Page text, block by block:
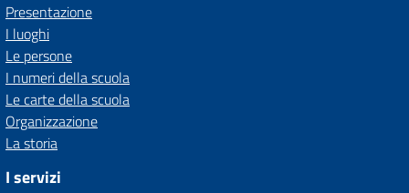
Presentazione
I luoghi
Le persone
I numeri della scuola
Le carte della scuola
Organizzazione
La storia
I servizi